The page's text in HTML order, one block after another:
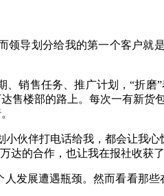
领导划分给我的第一个客户
、销售任务、推广计划，“折磨”
售楼部的路上。每次一有新
伙伴打电话给我，都会让我
达的合作，也让我在报社收获
人发展遭遇瓶颈。然而看看那